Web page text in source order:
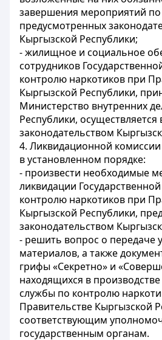
завершения мероприятий
предусмотренных
Кыргызской Республики;
- жилищное и социальное
сотрудников
контролю наркотиков при
Кыргызской Республики,
Министерство внутренних
Республики, осуществляется
законодательством
4. Ликвидационной
в установленном порядке:
- произвести необходимые
ликвидации
контролю наркотиков при
Кыргызской Республики,
законодательством
- решить вопрос о передаче
материалов, а также
грифы «Секретно» и
находящихся в
службы по контролю
Правительстве Кыргызской
соответствующим
государственным органам.